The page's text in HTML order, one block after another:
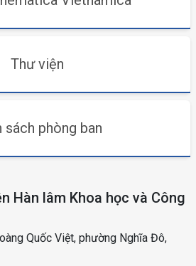
Thư viện
sách phòng ban
Hàn lâm Khoa học và Công
Quốc Việt, phường Nghĩa Đô,